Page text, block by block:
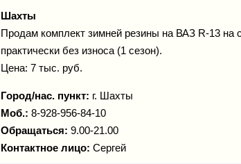
Шахты
Продам комплект зимней резины на ВАЗ R-13 на
практически без износа (1 сезон).
Цена: 7 тыс. руб.
Город/нас. пункт: г. Шахты
Моб.: 8-928-956-84-10
Обращаться: 9.00-21.00
Контактное лицо: Сергей